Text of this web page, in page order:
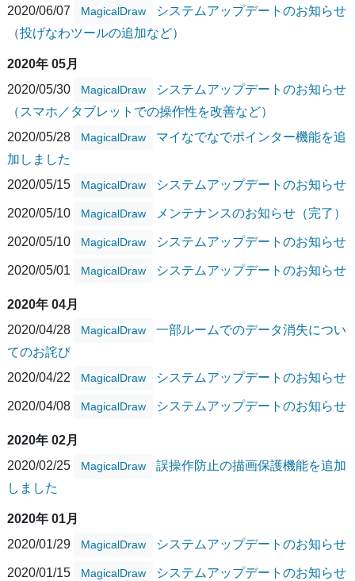
2020/06/07 MagicalDraw
システムアップデートのお知らせ
（投げなわツールの追加など）
2020年 05月
2020/05/30
MagicalDraw
システムアップデートのお知らせ
（スマホ／タブレットでの操作性を改善など）
2020/05/28
MagicalDraw
マイなでなでポインター機能を追
加しました
2020/05/15
MagicalDraw システムアップデートのお知らせ
2020/05/10 MagicalDraw メンテナンスのお知らせ（完了）
2020/05/10 MagicalDraw システムアップデートのお知らせ
2020/05/01 MagicalDraw システムアップデートのお知らせ
2020年 04月
2020/04/28
MagicalDraw
一部ルームでのデータ消失につい
てのお詫び
2020/04/22
MagicalDraw システムアップデートのお知らせ
2020/04/08 MagicalDraw システムアップデートのお知らせ
2020年 02月
2020/02/25
MagicalDraw
誤操作防止の描画保護機能を追加
しました
2020年 01月
2020/01/29
MagicalDraw システムアップデートのお知らせ
2020/01/15 MagicalDraw システムアップデートのお知らせ